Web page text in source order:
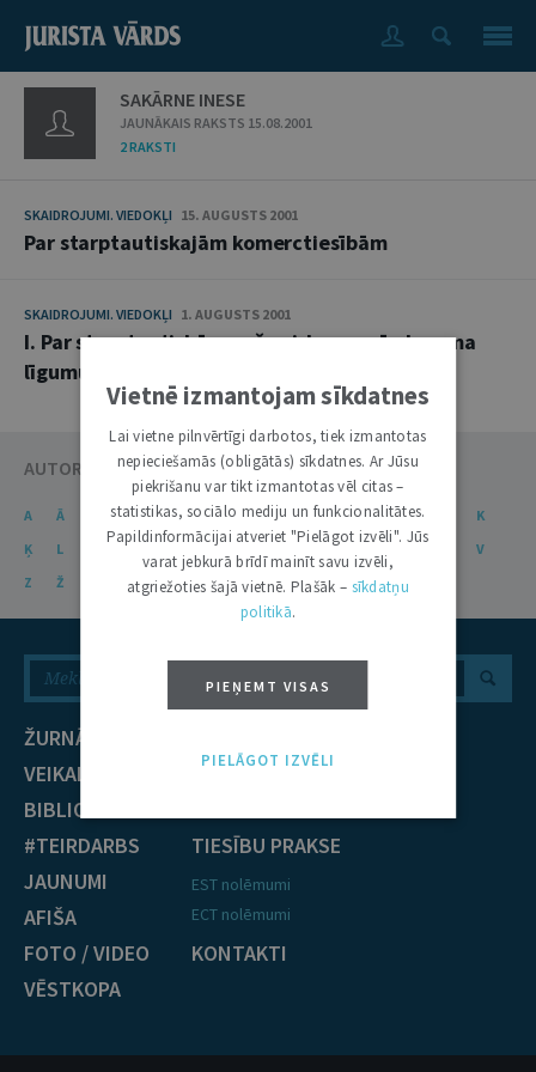
SAKĀRNE INESE
JAUNĀKAIS RAKSTS 15.08.2001
2 RAKSTI
SKAIDROJUMI. VIEDOKĻI 15. AUGUSTS 2001
Par starptautiskajām komerctiesībām
SKAIDROJUMI. VIEDOKĻI 1. AUGUSTS 2001
I. Par starptautiskās preču pirkuma-pārdevuma
līgumu konvencijas piemērojamību
AUTORU KATALOGS
A Ā C Č D E Ē F G Ģ H I
K
Ķ
L M
V
Z
Ž
ŽURNĀLS
VEIKALS
BIBLIOTĒKA
#TEIRDARBS
JAUNUMI
AFIŠA
FOTO / VIDEO
VĒSTKOPA
TIESĪBU PRAKSE
EST nolēmumi
ECT nolēmumi
KONTAKTI
Vietnē izmantojam sīkdatnes
Lai vietne pilnvērtīgi darbotos, tiek izmantotas
nepieciešamās (obligātās) sīkdatnes. Ar Jūsu
piekrišanu var tikt izmantotas vēl citas –
statistikas, sociālo mediju un funkcionalitātes.
Papildinformācijai atveriet "Pielāgot izvēli". Jūs
varat jebkurā brīdī mainīt savu izvēli,
atgriežoties šajā vietnē. Plašāk – sīkdatņu
politikā.
PIEŅEMT VISAS
PIELĀGOT IZVĒLI